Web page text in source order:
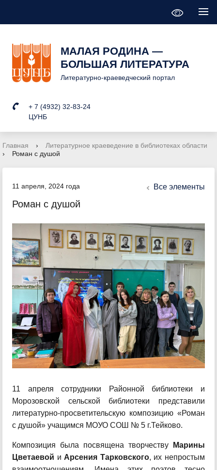
МАЛАЯ РОДИНА —
БОЛЬШАЯ ЛИТЕРАТУРА
Литературно-краеведческий портал
+ 7 (4932) 32-83-24
ЦУНБ
Главная ›
Литературное краеведение в библиотеках области
›
Роман с душой
11 апреля, 2024 года Все элементы
Роман с душой
11 апреля сотрудники Районной библиотеки и
Морозовской сельской библиотеки представили
литературно-просветительскую композицию «Роман
с душой» учащимся МОУО СОШ № 5 г.Тейково.
Композиция была посвящена творчеству
Марины
Цветаевой и Арсения Тарковского, их непростым